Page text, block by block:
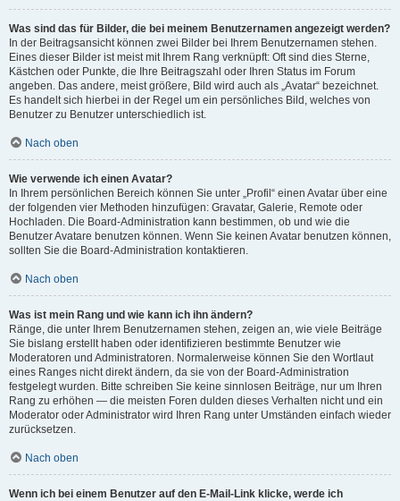
Was sind das für Bilder, die bei meinem Benutzernamen angezeigt werden?
In der Beitragsansicht können zwei Bilder bei Ihrem Benutzernamen stehen.
Eines dieser Bilder ist meist mit Ihrem Rang verknüpft: Oft sind dies Sterne,
Kästchen oder Punkte, die Ihre Beitragszahl oder Ihren Status im Forum
angeben. Das andere, meist größere, Bild wird auch als „Avatar“ bezeichnet.
Es handelt sich hierbei in der Regel um ein persönliches Bild, welches von
Benutzer zu Benutzer unterschiedlich ist.
Nach oben
Wie verwende ich einen Avatar?
In Ihrem persönlichen Bereich können Sie unter „Profil“ einen Avatar über eine
der folgenden vier Methoden hinzufügen: Gravatar, Galerie, Remote oder
Hochladen. Die Board-Administration kann bestimmen, ob und wie die
Benutzer Avatare benutzen können. Wenn Sie keinen Avatar benutzen können,
sollten Sie die Board-Administration kontaktieren.
Nach oben
Was ist mein Rang und wie kann ich ihn ändern?
Ränge, die unter Ihrem Benutzernamen stehen, zeigen an, wie viele Beiträge
Sie bislang erstellt haben oder identifizieren bestimmte Benutzer wie
Moderatoren und Administratoren. Normalerweise können Sie den Wortlaut
eines Ranges nicht direkt ändern, da sie von der Board-Administration
festgelegt wurden. Bitte schreiben Sie keine sinnlosen Beiträge, nur um Ihren
Rang zu erhöhen — die meisten Foren dulden dieses Verhalten nicht und ein
Moderator oder Administrator wird Ihren Rang unter Umständen einfach wieder
zurücksetzen.
Nach oben
Wenn ich bei einem Benutzer auf den E-Mail-Link klicke, werde ich